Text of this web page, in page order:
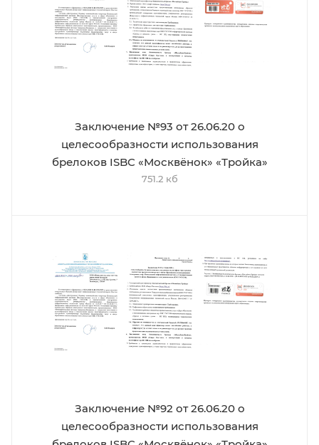
Заключение №93 от 26.06.20 о
целесообразности использования
брелоков ISBC «Москвёнок» «Тройка»
751.2 кб
Заключение №92 от 26.06.20 о
целесообразности использования